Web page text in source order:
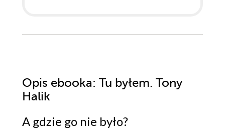
Opis ebooka: Tu byłem. Tony
Halik
A gdzie go nie było?